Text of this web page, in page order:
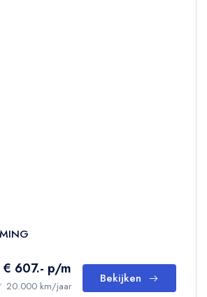
€ 607.- p/m
20.000 km/jaar
Bekijken